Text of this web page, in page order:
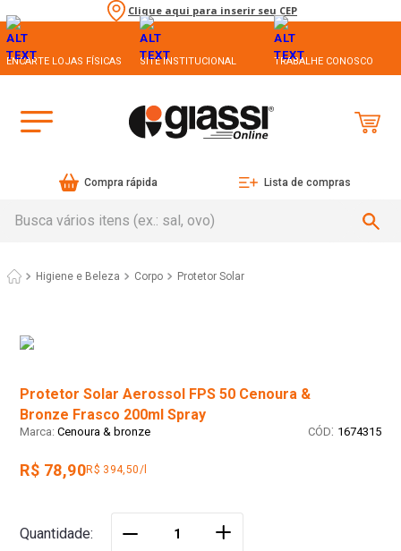
Clique aqui para inserir seu CEP
ENCARTE LOJAS FÍSICAS SITE INSTITUCIONAL TRABALHE CONOSCO
Compra rápida Lista de compras
Higiene e Beleza Corpo Protetor Solar
Protetor Solar Aerossol FPS 50 Cenoura &
Bronze Frasco 200ml Spray
Cenoura & bronze : 1674315
R$ 78,90R$ 394,50/l
Quantidade ＋